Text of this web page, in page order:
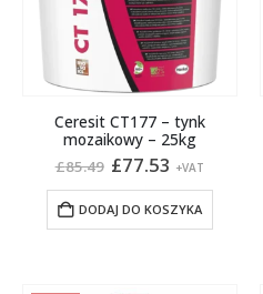
na
stronie
produktu
Ceresit CT177 – tynk
mozaikowy – 25kg
£85.49 Pierwotna
wynosiła:
£85.49.
£77.53 Aktualna
wynosi:
£77.53.
+VAT
DODAJ DO KOSZYKA